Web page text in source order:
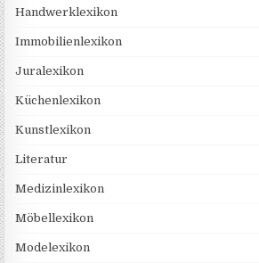
Handwerklexikon
Immobilienlexikon
Juralexikon
Küchenlexikon
Kunstlexikon
Literatur
Medizinlexikon
Möbellexikon
Modelexikon